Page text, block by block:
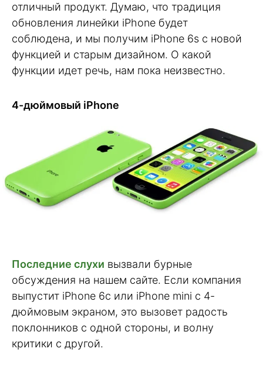
отличный продукт. Думаю, что традиция
обновления линейки iPhone будет
соблюдена, и мы получим iPhone 6s с новой
функцией и старым дизайном. О какой
функции идет речь, нам пока неизвестно.
4-дюймовый iPhone
Последние слухи вызвали бурные
обсуждения на нашем сайте. Если компания
выпустит iPhone 6c или iPhone mini с 4-
дюймовым экраном, это вызовет радость
поклонников с одной стороны, и волну
критики с другой.